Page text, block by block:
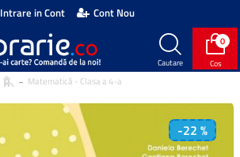
Intrare in Cont Cont Nou
0
Matematică - Clasa a 4-a
-22 %